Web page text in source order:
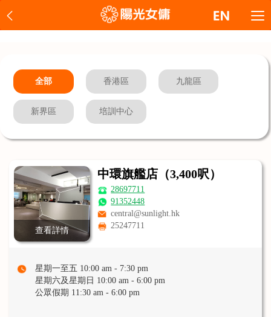
全部 香港區 九龍區
新界區 培訓中心
查看詳情
中環旗艦店（3,400呎）
28697711
91352448
central@sunlight.hk
25247711
星期一至五 10:00 am - 7:30 pm
星期六及星期日 10:00 am - 6:00 pm
公眾假期 11:30 am - 6:00 pm